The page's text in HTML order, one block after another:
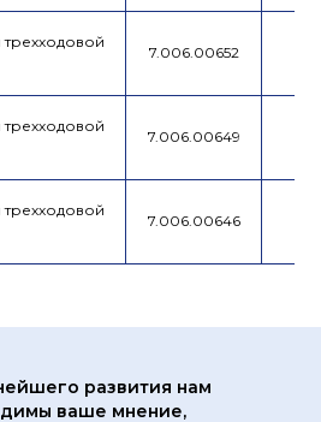
7.006.00652
7.006.00649
7.006.00646
развития нам
ваше мнение,